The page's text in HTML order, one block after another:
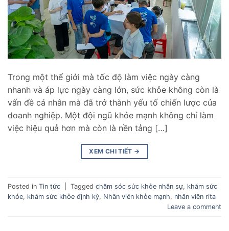
Trong một thế giới mà tốc độ làm việc ngày càng
nhanh và áp lực ngày càng lớn, sức khỏe không còn là
vấn đề cá nhân mà đã trở thành yếu tố chiến lược của
doanh nghiệp. Một đội ngũ khỏe mạnh không chỉ làm
việc hiệu quả hơn mà còn là nền tảng […]
XEM CHI TIẾT →
Posted in Tin tức Tagged chăm sóc sức khỏe nhân sự, khám sức
khỏe, khám sức khỏe định kỳ, Nhân viên khỏe mạnh, nhân viên rita
Leave a comment